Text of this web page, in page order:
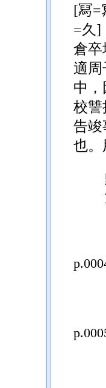
[冩=
=久]
倉卒
適周
中
校讐
告竣
也。